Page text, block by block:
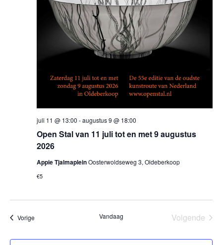
Open Stal van 11 juli tot en met 9 augustus
2026
juli 11 @ 13:00 -augustus 9 @ 18:00
Appie TjalmapleinOosterwoldseweg 3, Oldeberkoop
€5
VorigeEvenementen Vandaag
Volgende